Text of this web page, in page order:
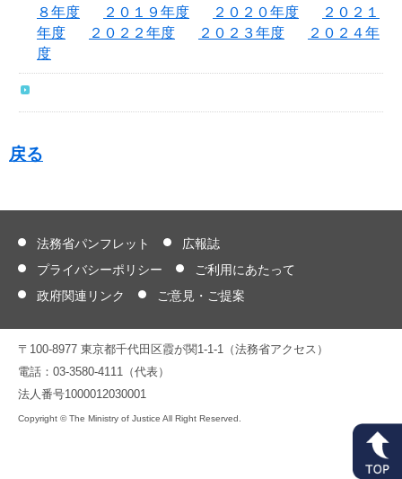
８年度
２０１９年度 ２０２０年度
２０２１
年度
２０２２年度 ２０２３年度
２０２４年
度
戻る
法務省パンフレット
広報誌
プライバシーポリシー
ご利用にあたって
政府関連リンク
ご意見・ご提案
〒100-8977 東京都千代田区霞が関1-1-1（法務省アクセス）
電話：03-3580-4111（代表）
法人番号1000012030001
Copyright © The Ministry of Justice All Right Reserved.